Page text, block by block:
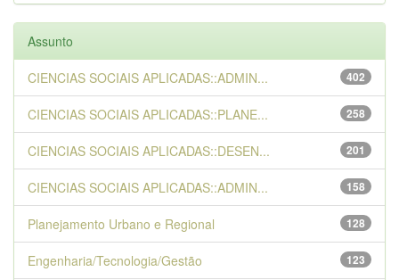
Assunto
402
CIENCIAS SOCIAIS APLICADAS::ADMIN...
258
CIENCIAS SOCIAIS APLICADAS::PLANE...
201
CIENCIAS SOCIAIS APLICADAS::DESEN...
158
CIENCIAS SOCIAIS APLICADAS::ADMIN...
128
Planejamento Urbano e Regional
123
Engenharia/Tecnologia/Gestão